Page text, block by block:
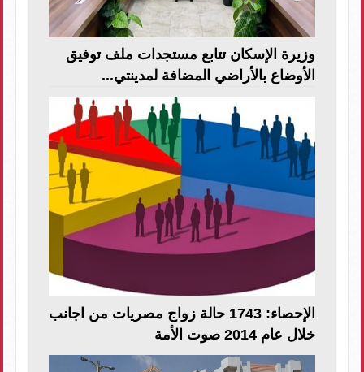
وزيرة الإسكان تتابع مستجدات ملف توفيق
الأوضاع بالأراضي المضافة لمدينتي...
الإحصاء: 1743 حالة زواج مصريات من اجانب
خلال عام 2014 صوت الأمة